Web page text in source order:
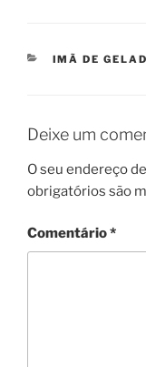
CATEGORIAS
IMÃ DE
Deixe um
O seu endereço
obrigatórios são
Comentário*